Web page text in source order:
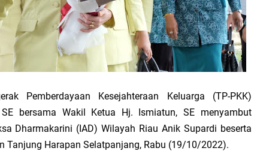
dan Unilak Perkuat Sinergi Tingkatkan Kualitas SDM Daerah
Berprestasi Diguyur Penghargaan, Kapolda Riau: Bangun Kepercayaan
Bahas Penegasan Batas Wilayah Kepulauan Meranti, Kemendagri
Pemberdayaan Kesejahteraan Keluarga (TP-PKK)
bersama Wakil Ketua Hj. Ismiatun, SE menyambut
Dharmakarini (IAD) Wilayah Riau Anik Supardi beserta
Tanjung Harapan Selatpanjang, Rabu (19/10/2022).